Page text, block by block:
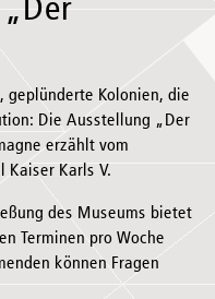
geplünderte Kolonien, die
Die Ausstellung „Der
erzählt vom
Kaiser Karls V.
des Museums bietet
Terminen pro Woche
können Fragen